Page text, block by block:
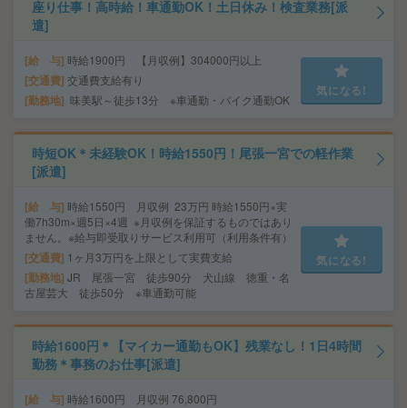
座り仕事！高時給！車通勤OK！土日休み！検査業務[派
遣]
給 与 時給1900円 【月収例】304000円以上
交通費 交通費支給有り
勤務地 味美駅～徒歩13分 ※車通勤・バイク通勤OK
気になる!
時短OK＊未経験OK！時給1550円！尾張一宮での軽作業
[派遣]
給 与 時給1550円 月収例 23万円 時給1550円×実
働7h30m×週5日×4週 ※月収例を保証するものではあり
ません。※給与即受取りサービス利用可（利用条件有）
交通費 1ヶ月3万円を上限として実費支給
勤務地 JR 尾張一宮 徒歩90分 犬山線 徳重・名
古屋芸大 徒歩50分 ※車通勤可能
気になる!
時給1600円＊【マイカー通勤もOK】残業なし！1日4時間
勤務＊事務のお仕事[派遣]
給 与 時給1600円 月収例 76,800円